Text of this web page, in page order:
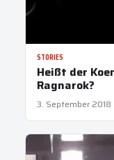
STORIES
Heißt der
Ragnarok?
3. September 2018